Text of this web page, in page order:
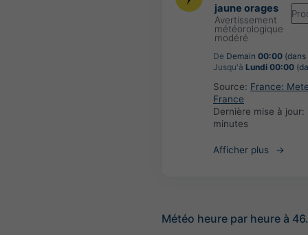
jaune orages
Avertissement
météorologique
modéré
De Demain 00:00
Jusqu'à Lundi 00:00
Source: France:
France
Dernière mise à jour:
minutes
Afficher plus
Météo heure par heure à